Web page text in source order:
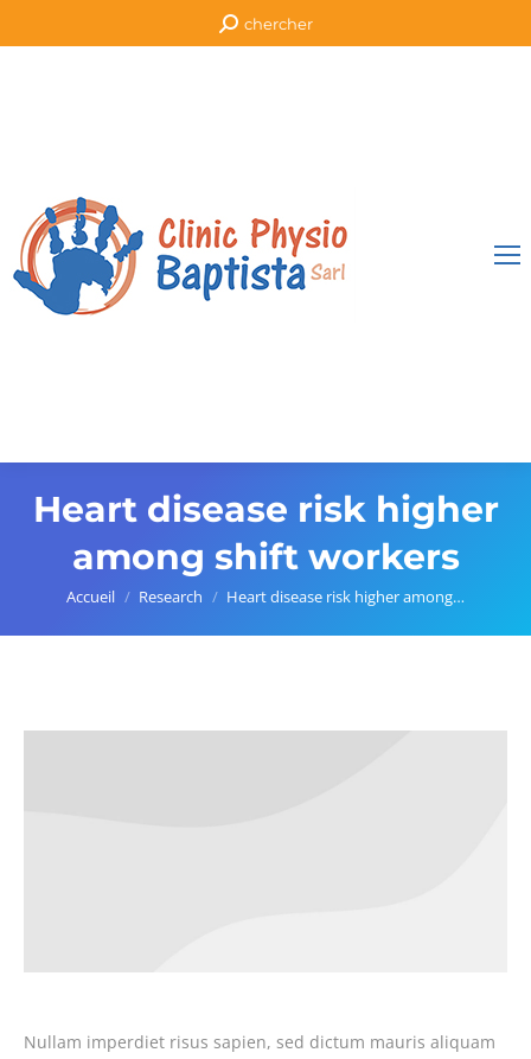
Recherche
:
chercher
Heart disease risk higher
among shift workers
Vous êtes ici :
Accueil Research Heart disease risk higher among…
Nullam imperdiet risus sapien, sed dictum mauris aliquam